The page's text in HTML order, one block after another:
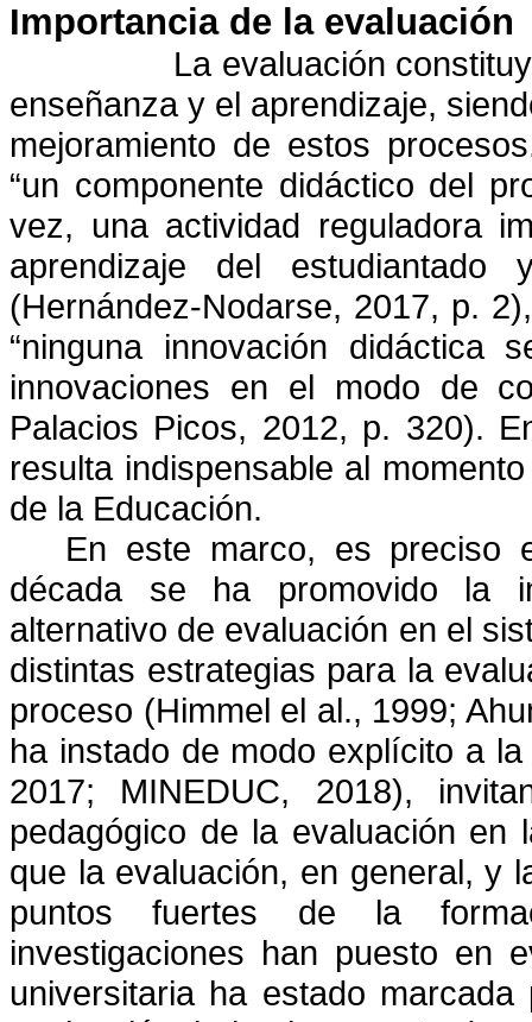
Importancia de la evaluación
La evaluación
enseñanza y el aprendizaje,
mejoramiento de estos
“un componente didáctico del
vez, una actividad reguladora
aprendizaje del
(Hernández-Nodarse, 2017, p.
“ninguna innovación didáctica
innovaciones en el modo de
Palacios Picos, 2012, p. 320).
resulta indispensable al
de la Educación.
En este marco, es preciso
década se ha promovido la
alternativo de evaluación en el
distintas estrategias para la
proceso (Himmel el al., 1999;
ha instado de modo explícito a
2017; MINEDUC, 2018),
pedagógico de la evaluación en
que la evaluación, en general, y
puntos fuertes de la
investigaciones han puesto en
universitaria ha estado